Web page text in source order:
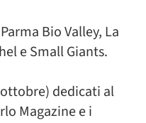
Bio Valley, La
e Small Giants.
ottobre) dedicati al
Magazine e i